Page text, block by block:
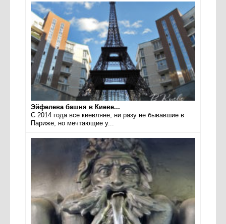
Эйфелева башня в Киеве...
С 2014 года все киевляне, ни разу не бывавшие в
Париже, но мечтающие у...